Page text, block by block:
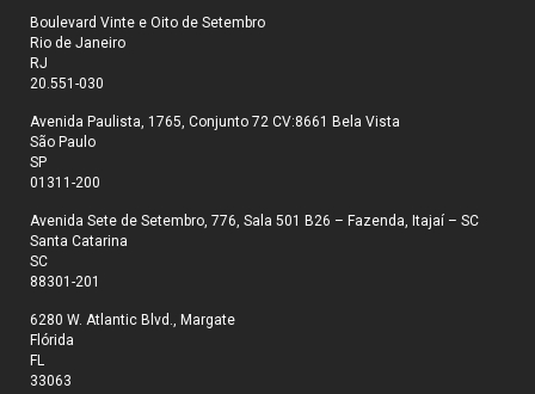
Boulevard Vinte e Oito de Setembro
Rio de Janeiro
RJ
20.551-030
Avenida Paulista, 1765, Conjunto 72 CV:8661 Bela Vista
São Paulo
SP
01311-200
Avenida Sete de Setembro, 776, Sala 501 B26 – Fazenda, Itajaí – SC
Santa Catarina
SC
88301-201
6280 W. Atlantic Blvd., Margate
Flórida
FL
33063